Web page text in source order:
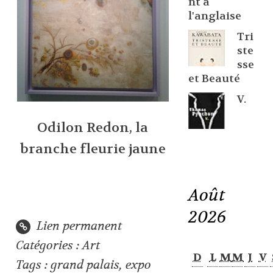
Odilon Redon, la
branche fleurie jaune
Lien permanent
Catégories :Art
Tags :grand palais,expo
l'anglaise
Tri
ste
sse
et Beauté
V.
Août
2026
D L MM J V